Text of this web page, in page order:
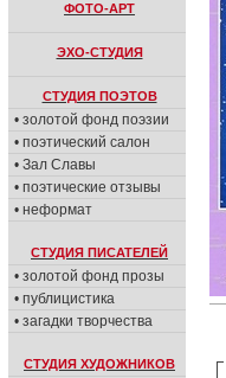
ФОТО-АРТ
ЭХО-СТУДИЯ
СТУДИЯ ПОЭТОВ
• золотой фонд поэзии
• поэтический салон
• Зал Славы
• поэтические отзывы
• неформат
СТУДИЯ ПИСАТЕЛЕЙ
• золотой фонд прозы
• публицистика
• загадки творчества
СТУДИЯ ХУДОЖНИКОВ